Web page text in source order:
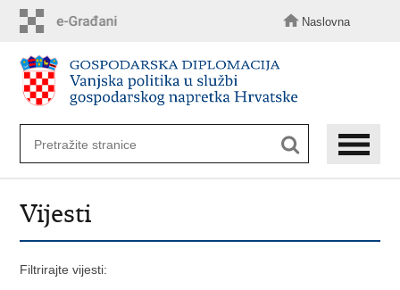
sadržaj
Naslovna
Vijesti
Filtrirajte vijesti: